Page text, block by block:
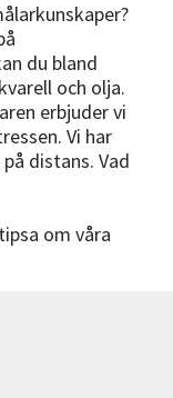
du bland
och olja.
erbjuder vi
Vi har
distans. Vad
om våra